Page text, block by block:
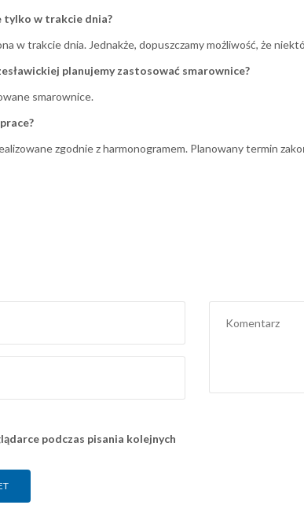
tylko w trakcie dnia?
w trakcie dnia. Jednakże, dopuszczamy możliwość, że
planujemy zastosować smarownice?
smarownice.
zgodnie z harmonogramem. Planowany termin
podczas pisania kolejnych